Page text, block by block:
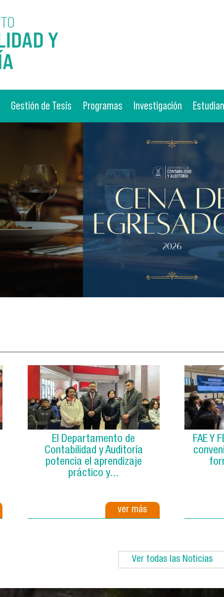
Gestión de Tesis Programas Investigación
El Departamento de
Contabilidad y Auditoría
potencia el aprendizaje
práctico y...
ver más
FAE Y
Ver todas las Noticias